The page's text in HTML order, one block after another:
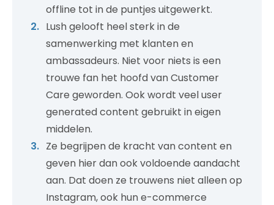
offline tot in de puntjes uitgewerkt.
Lush gelooft heel sterk in de
samenwerking met klanten en
ambassadeurs. Niet voor niets is een
trouwe fan het hoofd van Customer
Care geworden. Ook wordt veel user
generated content gebruikt in eigen
middelen.
Ze begrijpen de kracht van content en
geven hier dan ook voldoende aandacht
aan. Dat doen ze trouwens niet alleen op
Instagram, ook hun e-commerce